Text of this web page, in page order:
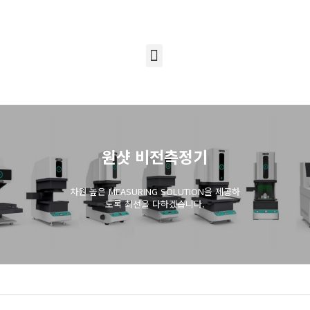
원샷 비전측정기
차원 높은 MEASURING SOLUTION을 제공하
도록 최선을 다하겠습니다.